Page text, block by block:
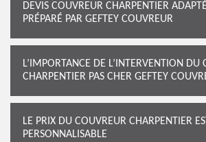
DEVIS COUVREUR CHARPENTIER
PRÉPARÉ PAR GEFTEY COUVREUR
L’IMPORTANCE DE L’INTERVENTION DU
CHARPENTIER PAS CHER GEFTEY
LE PRIX DU COUVREUR CHARPENTIER EST
PERSONNALISABLE